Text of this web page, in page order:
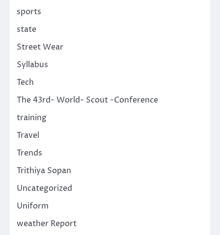
sports
state
Street Wear
Syllabus
Tech
The 43rd- World- Scout -Conference
training
Travel
Trends
Trithiya Sopan
Uncategorized
Uniform
weather Report